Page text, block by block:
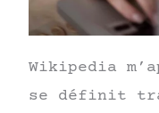
Wikipedia
se définit